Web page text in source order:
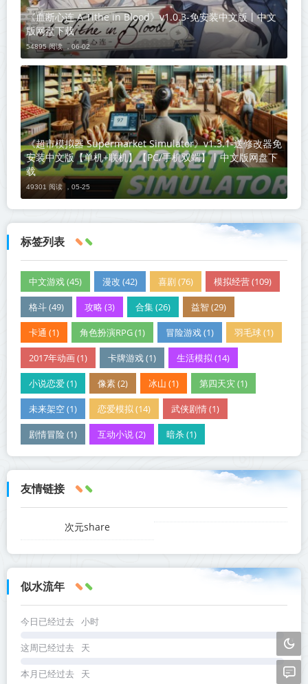
《血断心连 A Tithe in Blood》v1.0.3-免安装中文版丨中文
版网盘下载
54895 阅读 ， 06-02
《超市模拟器 Supermarket Simulator》v1.3.1-送修改器免
安装中文版【单机+联机】【PC/手机双端】丨中文版网盘下
载
49301 阅读 ， 05-25
标签列表
中文游戏 (45) 漫改 (42) 喜剧 (76) 模拟经营 (109)
格斗 (49) 攻略 (3) 合集 (26) 益智 (29)
卡通 (1) 角色扮演RPG (1) 冒险游戏 (1) 羽毛球 (1)
2017年动画 (1) 卡牌游戏 (1) 生活模拟 (14)
小说恋爱 (1) 像素 (2) 冰山 (1) 第四天灾 (1)
未来架空 (1) 恋爱模拟 (14) 武侠剧情 (1)
剧情冒险 (1) 互动小说 (2) 暗杀 (1)
友情链接
次元share
似水流年
今日已经过去 小时
这周已经过去 天
本月已经过去 天